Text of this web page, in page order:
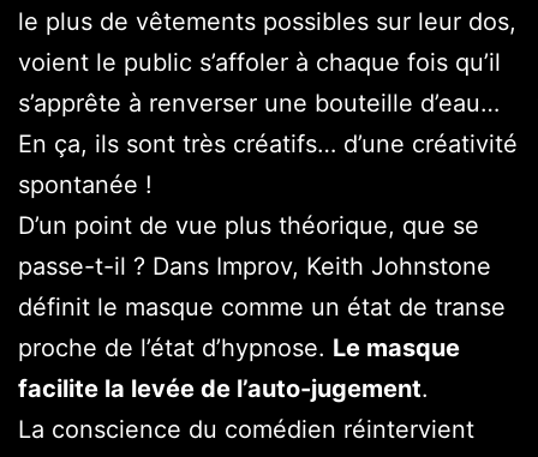
le plus de vêtements possibles sur leur dos,
voient le public s’affoler à chaque fois qu’il
s’apprête à renverser une bouteille d’eau…
En ça, ils sont très créatifs… d’une créativité
spontanée !
D’un point de vue plus théorique, que se
passe-t-il ? Dans Improv, Keith Johnstone
définit le masque comme un état de transe
proche de l’état d’hypnose. Le masque
facilite la levée de l’auto-jugement.
La conscience du comédien réintervient